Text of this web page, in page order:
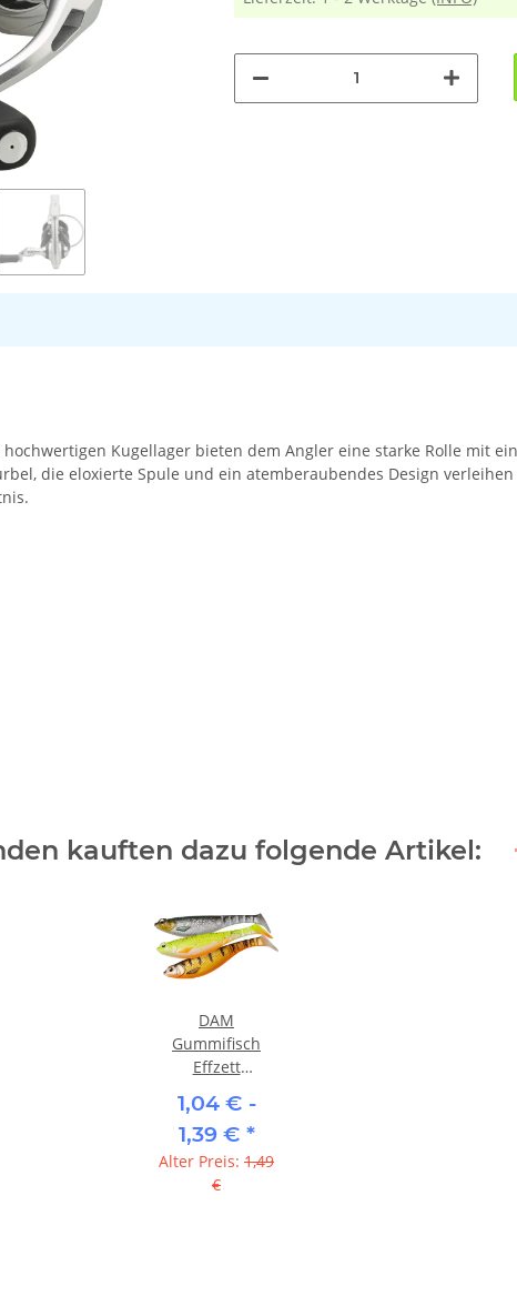
Kugellager bieten dem Angler eine starke Rolle mit
die eloxierte Spule und ein atemberaubendes Design
kauften dazu folgende Artikel:
DAM
Gummifisch
Effzett
Tail" - Silver
Shiner UV
1,04 € -
1,39 € *
Alter Preis: 1,49
€